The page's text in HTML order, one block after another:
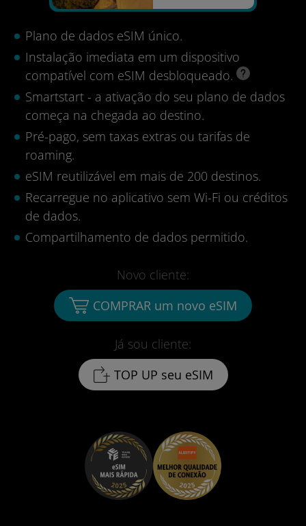
Plano de dados eSIM único.
Instalação imediata em um dispositivo
compatível com eSIM desbloqueado.
Smartstart - a ativação do seu plano de dados
começa na chegada ao destino.
Pré-pago, sem taxas extras ou tarifas de
roaming.
eSIM reutilizável em mais de 200 destinos.
Recarregue no aplicativo sem Wi-Fi ou créditos
de dados.
Compartilhamento de dados permitido.
Já sou cliente:
TOP UP seu eSIM
Novo cliente:
COMPRAR um novo eSIM